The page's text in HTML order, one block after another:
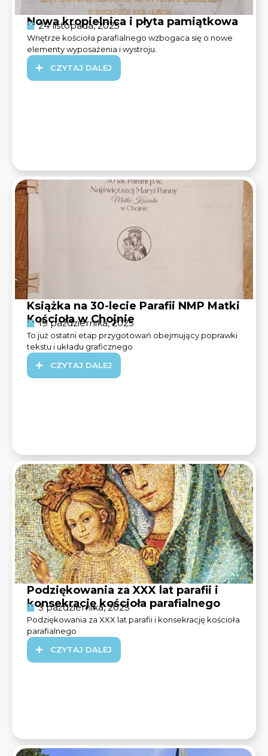
Nowa kropielnica i płyta pamiątkowa
24 listopada, 2025
Wnętrze kościoła parafialnego wzbogaca się o nowe
elementy wyposażenia i wystroju.
CZYTAJ DALEJ
Książka na 30-lecie Parafii NMP Matki
Kościoła w Chojnie
19 października, 2025
To już ostatni etap przygotowań obejmujący poprawki
tekstu i układu graficznego
CZYTAJ DALEJ
Podziękowania za XXX lat parafii i
konsekrację kościoła parafialnego
3 października, 2025
Podziękowania za XXX lat parafii i konsekrację kościoła
parafialnego
CZYTAJ DALEJ